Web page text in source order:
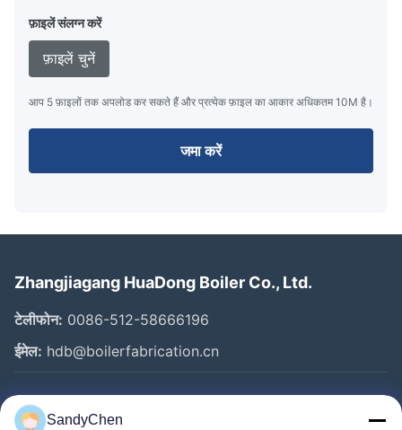
फ़ाइलें संलग्न करें
फ़ाइलें चुनें
आप 5 फ़ाइलों तक अपलोड कर सकते हैं और प्रत्येक फ़ाइल का आकार अधिकतम 10M है।
जमा करें
Zhangjiagang HuaDong Boiler Co., Ltd.
टेलीफोन: 0086-512-58666196
ईमेल: hdb@boilerfabrication.cn
त्वरित लिंकSandyChen